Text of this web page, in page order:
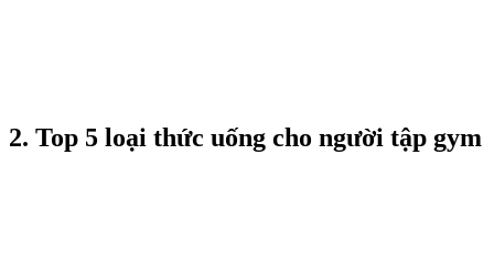
2. Top 5 loại thức uống cho người tập gym